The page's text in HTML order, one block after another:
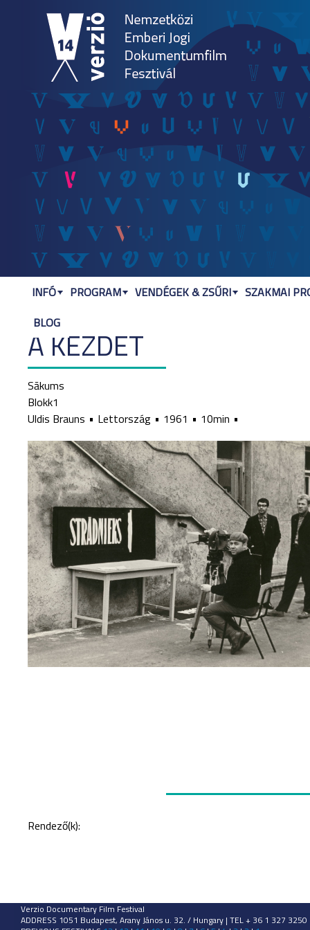
A KEZDET
Sākums
Blokk1
Uldis Brauns
Lettország 1961 10min
Rendező(k):
INFÓ PROGRAM VENDÉGEK & ZSŰRI
SZAKMAI
BLOG
Verzio Documentary Film Festival
ADDRESS 1051 Budapest, Arany János u. 32. / Hungary | TEL + 36 1 327